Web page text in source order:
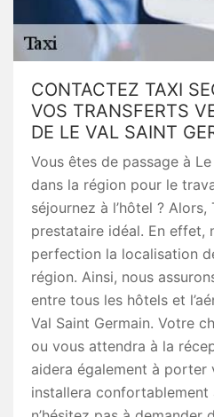
CONTACTEZ TAXI
VOS TRANSFERTS
DE LE VAL SAINT
Vous êtes de passage à
dans la région pour le
séjournez à l’hôtel ?
prestataire idéal. En effet,
perfection la localisation
région. Ainsi, nous
entre tous les hôtels et
Val Saint Germain. Votre
ou vous attendra à la
aidera également à porter
installera confortablement